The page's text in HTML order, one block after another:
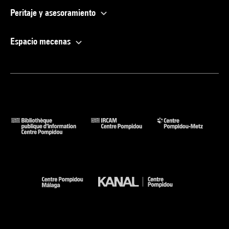
Peritaje y asesoramiento
Espacio mecenas